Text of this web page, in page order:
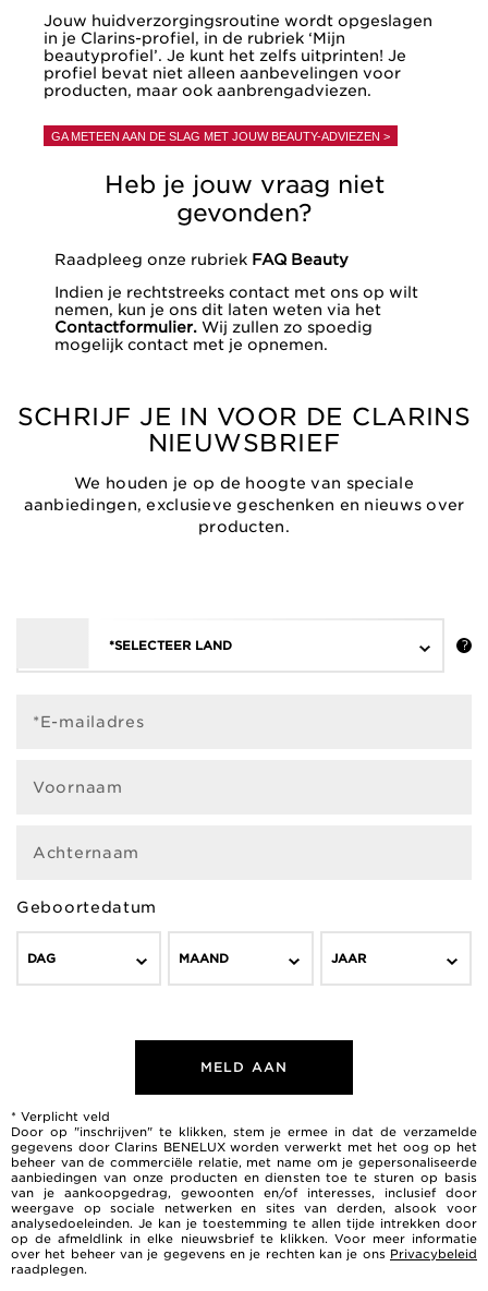
Jouw huidverzorgingsroutine wordt opgeslagen
in je Clarins-profiel, in de rubriek ‘Mijn
beautyprofiel’. Je kunt het zelfs uitprinten! Je
profiel bevat niet alleen aanbevelingen voor
producten, maar ook aanbrengadviezen.
GA METEEN AAN DE SLAG MET JOUW BEAUTY-ADVIEZEN >
Heb je jouw vraag niet
gevonden?
Raadpleeg onze rubriek FAQ Beauty
Indien je rechtstreeks contact met ons op wilt
nemen, kun je ons dit laten weten via het
Contactformulier. Wij zullen zo spoedig
mogelijk contact met je opnemen.
SCHRIJF JE IN VOOR DE CLARINS
NIEUWSBRIEF
We houden je op de hoogte van speciale
aanbiedingen, exclusieve geschenken en nieuws over
producten.
*SELECTEER LAND
*E-mailadres
Voornaam
Achternaam
Geboortedatum
DAG MAAND JAAR
MELD AAN
* Verplicht veld
Door op "inschrijven" te klikken, stem je ermee in dat de verzamelde
gegevens door Clarins BENELUX worden verwerkt met het oog op het
beheer van de commerciële relatie, met name om je gepersonaliseerde
aanbiedingen van onze producten en diensten toe te sturen op basis
van je aankoopgedrag, gewoonten en/of interesses, inclusief door
weergave op sociale netwerken en sites van derden, alsook voor
analysedoeleinden. Je kan je toestemming te allen tijde intrekken door
op de afmeldlink in elke nieuwsbrief te klikken. Voor meer informatie
over het beheer van je gegevens en je rechten kan je ons Privacybeleid
raadplegen.